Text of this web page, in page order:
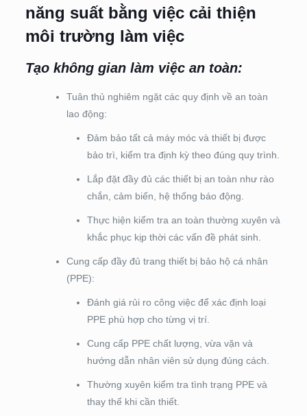
năng suất bằng việc cải thiện
môi trường làm việc
Tạo không gian làm việc an toàn:
Tuân thủ nghiêm ngặt các quy định về an toàn
lao động:
Đảm bảo tất cả máy móc và thiết bị được
bảo trì, kiểm tra định kỳ theo đúng quy trình.
Lắp đặt đầy đủ các thiết bị an toàn như rào
chắn, cảm biến, hệ thống báo động.
Thực hiện kiểm tra an toàn thường xuyên và
khắc phục kịp thời các vấn đề phát sinh.
Cung cấp đầy đủ trang thiết bị bảo hộ cá nhân
(PPE):
Đánh giá rủi ro công việc để xác định loại
PPE phù hợp cho từng vị trí.
Cung cấp PPE chất lượng, vừa vặn và
hướng dẫn nhân viên sử dụng đúng cách.
Thường xuyên kiểm tra tình trạng PPE và
thay thế khi cần thiết.